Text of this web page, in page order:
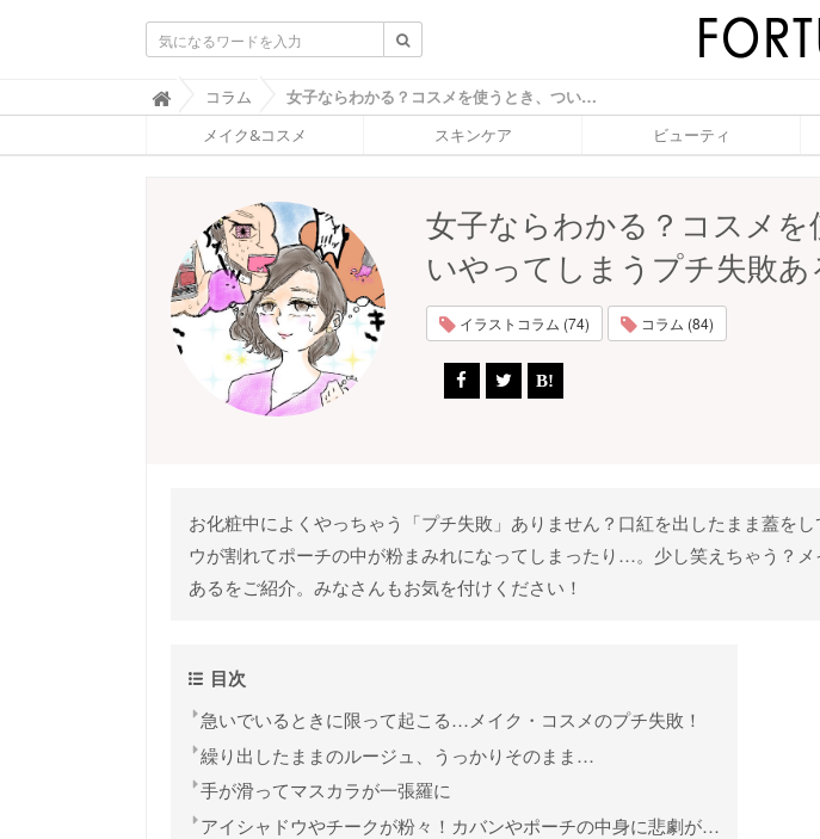
ふ
ぉ
ち
O
R
T
U
N
コラム 女子ならわかる？コスメを使うとき、ついやってしまうプチ失敗あるある！ - ふぉーちゅん(FORTUNE)
メイク&コスメ スキンケア ビューティ
女子ならわかる？コスメを
いやってしまうプチ失敗あ
イラストコラム (74) コラム (84)
お化粧中によくやっちゃう「プチ失敗」ありません？口紅を出したまま蓋を
ウが割れてポーチの中が粉まみれになってしまったり…。少し笑えちゃう？
あるをご紹介。みなさんもお気を付けください！
目次
急いでいるときに限って起こる…メイク・コスメのプチ失敗！
繰り出したままのルージュ、うっかりそのまま…
手が滑ってマスカラが一張羅に
アイシャドウやチークが粉々！カバンやポーチの中身に悲劇が…